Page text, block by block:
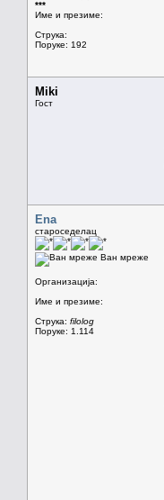
***
Име и презиме:
Струка:
Поруке: 192
Miki
Гост
Ena
староседелац
Ван мреже
Организација:
Име и презиме:
Струка: filolog
Поруке: 1.114